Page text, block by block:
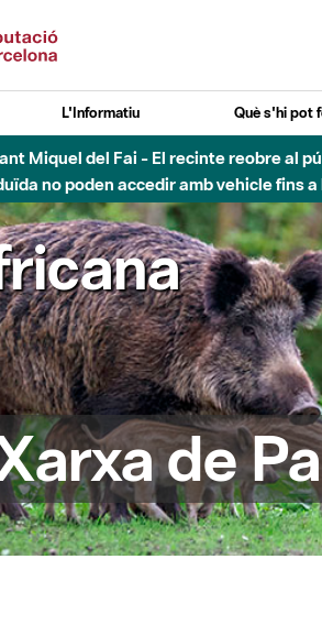
L'Informatiu Què s'hi pot
Miquel del Fai - El recinte reobre al
no poden accedir amb vehicle fins
de